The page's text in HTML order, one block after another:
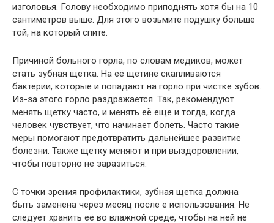
изголовья. Голову необходимо приподнять хотя бы на 10
сантиметров выше. Для этого возьмите подушку больше
той, на который спите.
Причиной больного горла, по словам медиков, может
стать зубная щетка. На её щетине скапливаются
бактерии, которые и попадают на горло при чистке зубов.
Из-за этого горло раздражается. Так, рекомендуют
менять щетку часто, и менять её еще и тогда, когда
человек чувствует, что начинает болеть. Часто такие
меры помогают предотвратить дальнейшее развитие
болезни. Также щетку меняют и при выздоровлении,
чтобы повторно не заразиться.
С точки зрения профилактики, зубная щетка должна
быть заменена через месяц после е использования. Не
следует хранить её во влажной среде, чтобы на ней не